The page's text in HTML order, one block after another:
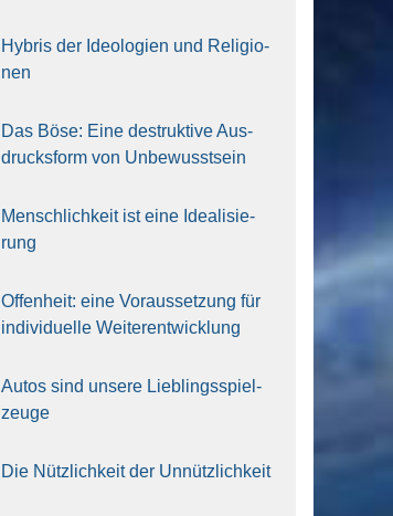
Hybris der Ideo­lo­gien und Reli­gio­
nen
Das Böse: Eine destruk­ti­ve Aus­
drucks­form von Unbe­wusst­sein
Mensch­lich­keit ist eine Idea­li­sie­
rung
Offen­heit: eine Vor­aus­set­zung für
indi­vi­du­el­le Wei­ter­ent­wick­lung
Autos sind unse­re Lieb­lings­spiel­
zeu­ge
Die Nütz­lich­keit der Unnütz­lich­keit